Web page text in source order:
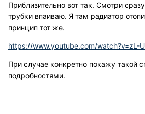
Приблизительно вот так. Смотри
трубки впаиваю. Я там радиатор
принцип тот же.
https://www.youtube.com/watch?v=zL-
При случае конкретно покажу такой
подробностями.